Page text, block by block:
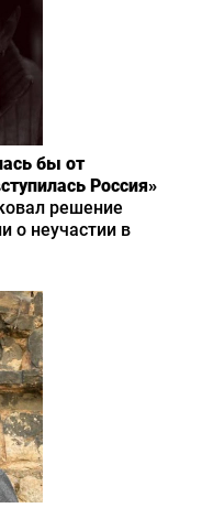
бы от
Россия»
решение
о неучастии в